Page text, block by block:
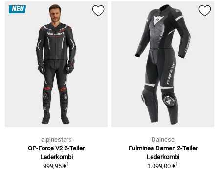
NEU
alpinestars
GP-Force V2 2-Teiler
Lederkombi
999,95 €1
Dainese
Fulminea Damen 2-Teiler
Lederkombi
1.099,00 €1